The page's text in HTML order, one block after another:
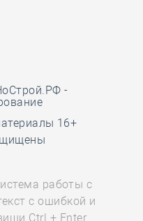
-
16+
работы с
с ошибкой и
Ctrl + Enter.